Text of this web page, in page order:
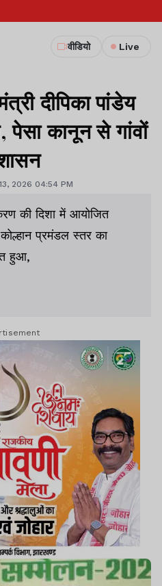
वीडियो Live
दीपिका पांडेय
पेसा कानून से गांवों
2026 04:54 PM
की दिशा में आयोजित
प्रमंडल स्तर का
हुआ,